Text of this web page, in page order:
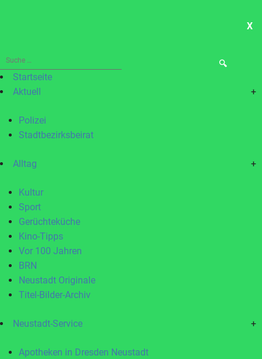
X
Suche
nach:Startseite
Aktuell
+
Polizei
Stadtbezirksbeirat
Alltag +
Kultur
Sport
Gerüchteküche
Kino-Tipps
Vor 100 Jahren
BRN
Neustadt Originale
Titel-Bilder-Archiv
Neustadt-Service +
Apotheken in Dresden Neustadt